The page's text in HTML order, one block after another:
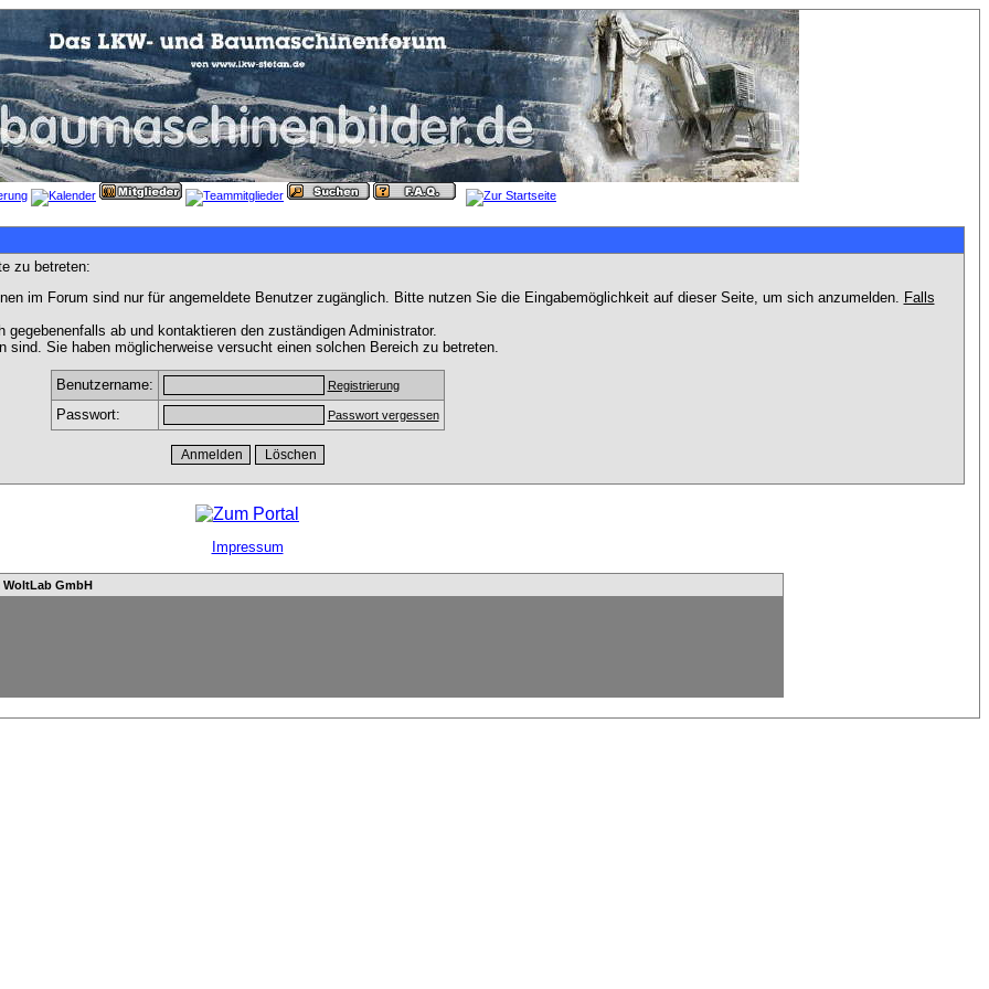
zu betreten:
im Forum sind nur für angemeldete Benutzer zugänglich. Bitte nutzen Sie die Eingabemöglichkeit auf dieser Seite, um sich anzumelden. Falls
ab und kontaktieren den zuständigen Administrator.
Sie haben möglicherweise versucht einen solchen Bereich zu betreten.
Benutzername: Registrierung
Passwort: Passwort vergessen
Impressum
WoltLab GmbH